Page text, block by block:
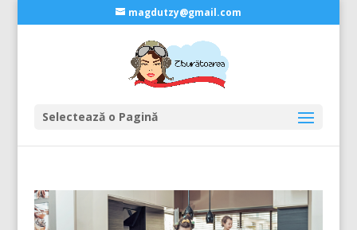
magdutzy@gmail.com
Selectează o Pagină